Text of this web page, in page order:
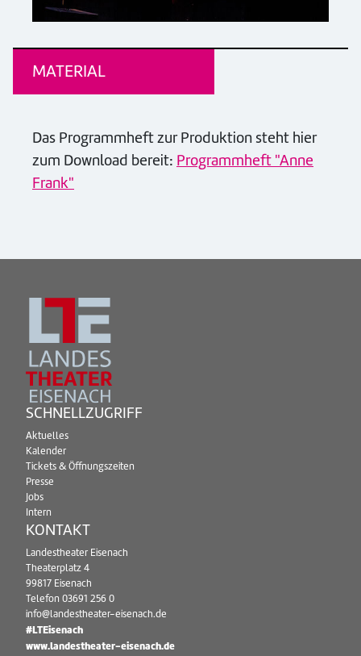
MATERIAL
Das Programmheft zur Produktion steht hier
zum Download bereit: Programmheft "Anne
Frank"
SCHNELLZUGRIFF
Aktuelles
Kalender
Tickets & Öffnungszeiten
Presse
Jobs
Intern
KONTAKT
Landestheater Eisenach
Theaterplatz 4
99817 Eisenach
Telefon 03691 256 0
info@landestheater-eisenach.de
#LTEisenach
www.landestheater-eisenach.de